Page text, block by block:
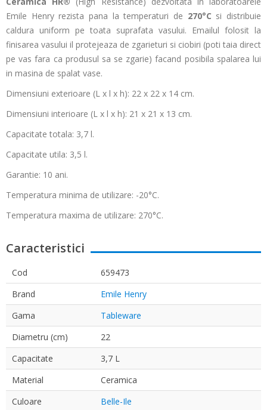
Emile Henry rezista pana la temperaturi de 270°C si distribuie
caldura uniform pe toata suprafata vasului. Emailul folosit la
finisarea vasului il protejeaza de zgarieturi si ciobiri (poti taia direct
pe vas fara ca produsul sa se zgarie) facand posibila spalarea lui
in masina de spalat vase.
Dimensiuni exterioare (L x l x h): 22 x 22 x 14 cm.
Dimensiuni interioare (L x l x h): 21 x 21 x 13 cm.
Capacitate totala: 3,7 l.
Capacitate utila: 3,5 l.
Garantie: 10 ani.
Temperatura minima de utilizare: -20°C.
Temperatura maxima de utilizare: 270°C.
Caracteristici
Cod
659473
Brand
Emile Henry
Gama
Tableware
Diametru (cm)
22
Capacitate
3,7 L
Material
Ceramica
Culoare
Belle-Ile